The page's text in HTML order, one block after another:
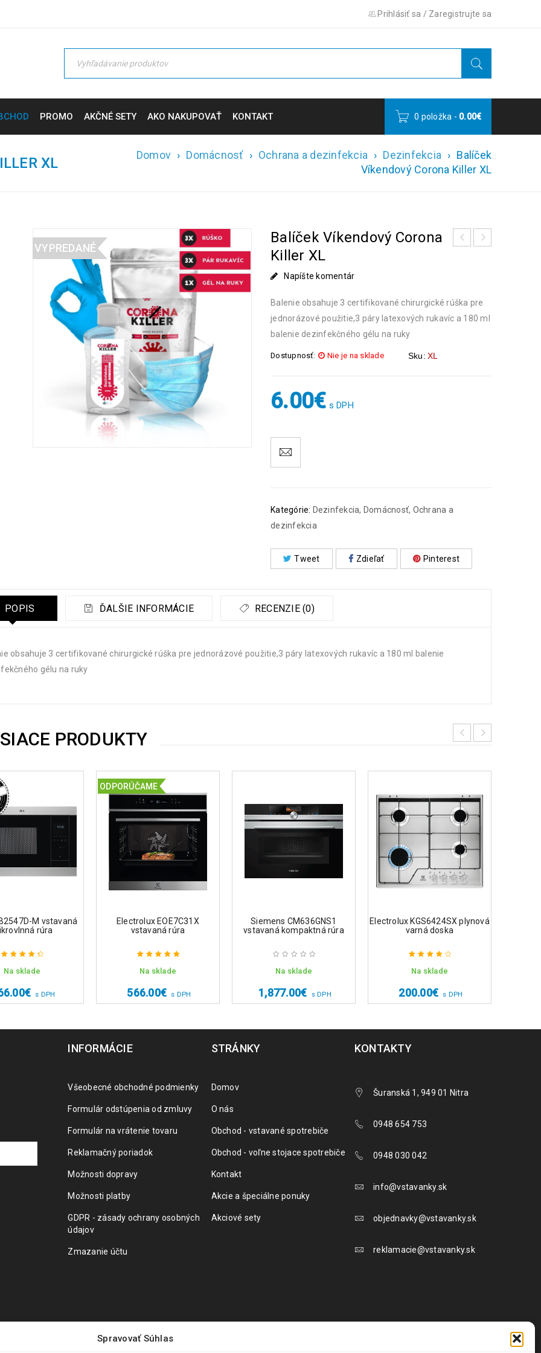
Spravovať Súhlas
Prihlásiť sa / Zaregistrujte sa
PROMO AKČNÉ SETY AKO NAKUPOVAŤ KONTAKT 0 položka - 0.00€
XL Domov › Domácnosť › Ochrana a dezinfekcia › Dezinfekcia › Balíček
Víkendový Corona Killer XL
VYPREDANÉ
Balíček Víkendový Corona
Killer XL
Napíšte komentár
Balenie obsahuje 3 certifikované chirurgické rúška pre
jednorázové použitie,3 páry latexových rukavíc a 180 ml
balenie dezinfekčného gélu na ruky
Dostupnosť: Nie je na sklade Sku: XL
6.00€ s DPH
Kategórie: Dezinfekcia, Domácnosť, Ochrana a
dezinfekcia
Tweet Zdieľať Pinterest
POPIS ĎALŠIE INFORMÁCIE RECENZIE (0)
obsahuje 3 certifikované chirurgické rúška pre jednorázové použitie,3 páry latexových rukavíc a 180 ml balenie
gélu na ruky
PRODUKTY
M vstavaná
rúra
Hodnotenie
Na sklade
€ s DPH
ODPORÚČAME
Electrolux EOE7C31X
vstavaná rúra
Hodnotenie
Na sklade
566.00€ s DPH
Siemens CM636GNS1
vstavaná kompaktná rúra
Na sklade
1,877.00€ s DPH
Electrolux KGS6424SX plynová
varná doska
Hodnotenie
Na sklade
200.00€ s DPH
INFORMÁCIE
Všeobecné obchodné podmienky
Formulár odstúpenia od zmluvy
Formulár na vrátenie tovaru
Reklamačný poriadok
Možnosti dopravy
Možnosti platby
GDPR - zásady ochrany osobných
údajov
Zmazanie účtu
STRÁNKY
Domov
O nás
Obchod - vstavané spotrebiče
Obchod - voľne stojace spotrebiče
Kontakt
Akcie a špeciálne ponuky
Akciové sety
KONTAKTY
Šuranská 1, 949 01 Nitra
0948 654 753
0948 030 042
info@vstavanky.sk
objednavky@vstavanky.sk
reklamacie@vstavanky.sk